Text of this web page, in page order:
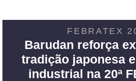
FEBRATEX
Barudan reforça
tradição japonesa
industrial na 20ª